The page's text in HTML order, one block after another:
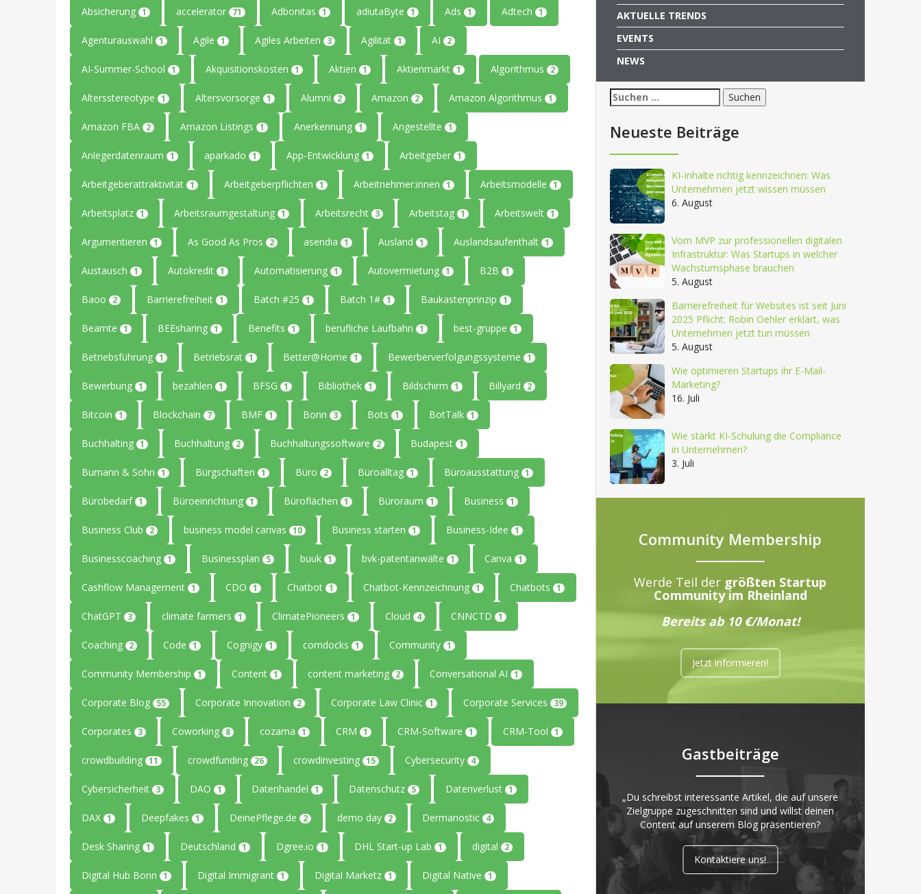
Absicherung 1 accelerator 71 Adbonitas 1 adiutaByte 1 Ads 1 Adtech 1
Agenturauswahl 1 Agile 1 Agiles Arbeiten 3 Agilität 1 AI 2
AI-Summer-School 1 Akquisitionskosten 1 Aktien 1 Aktienmarkt 1 Algorithmus 2
Altersstereotype 1 Altersvorsorge 1 Alumni 2 Amazon 2 Amazon Algorithmus 1
Amazon FBA 2 Amazon Listings 1 Anerkennung 1 Angestellte 1
Anlegerdatenraum 1 aparkado 1 App-Entwicklung 1 Arbeitgeber 1
Arbeitgeberattraktivität 1 Arbeitgeberpflichten 1 Arbeitnehmer:innen 1 Arbeitsmodelle 1
Arbeitsplatz 1 Arbeitsraumgestaltung 1 Arbeitsrecht 3 Arbeitstag 1 Arbeitswelt 1
Argumentieren 1 As Good As Pros 2 asendia 1 Ausland 1 Auslandsaufenthalt 1
Austausch 1 Autokredit 1 Automatisierung 1 Autovermietung 1 B2B 1
Baoo 2 Barrierefreiheit 1 Batch #25 1 Batch 1# 1 Baukastenprinzip 1
Beamte 1 BEEsharing 1 Benefits 1 berufliche Laufbahn 1 best-gruppe 1
Betriebsführung 1 Betriebsrat 1 Better@Home 1 Bewerberverfolgungssysteme 1
Bewerbung 1 bezahlen 1 BFSG 1 Bibliothek 1 Bildschirm 1 Billyard 2
Bitcoin 1 Blockchain 7 BMF 1 Bonn 3 Bots 1 BotTalk 1
Buchhalting 1 Buchhaltung 2 Buchhaltungssoftware 2 Budapest 1
Bumann & Sohn 1 Bürgschaften 1 Büro 2 Büroalltag 1 Büroausstattung 1
Bürobedarf 1 Büroeinrichtung 1 Büroflächen 1 Büroraum 1 Business 1
Business Club 2 business model canvas 10 Business starten 1 Business-Idee 1
Businesscoaching 1 Businessplan 5 buuk 1 bvk-patentanwälte 1 Canva 1
Cashflow Management 1 CDO 1 Chatbot 1 Chatbot-Kennzeichnung 1 Chatbots 1
ChatGPT 3 climate farmers 1 ClimatePioneers 1 Cloud 4 CNNCTD 1
Coaching 2 Code 1 Cognigy 1 comdocks 1 Community 1
Community Membership 1 Content 1 content marketing 2 Conversational AI 1
Corporate Blog 55 Corporate Innovation 2 Corporate Law Clinic 1 Corporate Services 39
Corporates 3 Coworking 8 cozama 1 CRM 1 CRM-Software 1 CRM-Tool 1
crowdbuilding 11 crowdfunding 26 crowdinvesting 15 Cybersecurity 4
Cybersicherheit 3 DAO 1 Datenhandel 1 Datenschutz 5 Datenverlust 1
DAX 1 Deepfakes 1 DeinePflege.de 2 demo day 2 Dermanostic 4
Desk Sharing 1 Deutschland 1 Dgree.io 1 DHL Start-up Lab 1 digital 2
Digital Hub Bonn 1 Digital Immigrant 1 Digital Marketz 1 Digital Native 1
AKTUELLE TRENDS
EVENTS
NEWS
Suchen
nach:
Neueste Beiträge
KI-Inhalte richtig kennzeichnen: Was
Unternehmen jetzt wissen müssen
6. August
Vom MVP zur professionellen digitalen
Infrastruktur: Was Startups in welcher
Wachstumsphase brauchen
5. August
Barrierefreiheit für Websites ist seit Juni
2025 Pflicht: Robin Oehler erklärt, was
Unternehmen jetzt tun müssen
5. August
Wie optimieren Startups ihr E-Mail-
Marketing?
16. Juli
Wie stärkt KI-Schulung die Compliance
in Unternehmen?
3. Juli
Community Membership
Werde Teil der größten Startup
Community im Rheinland
Bereits ab 10 €/Monat!
Jetzt informieren!
Gastbeiträge
„Du schreibst interessante Artikel, die auf unsere
Zielgruppe zugeschnitten sind und willst deinen
Content auf unserem Blog präsentieren?
Kontaktiere uns!